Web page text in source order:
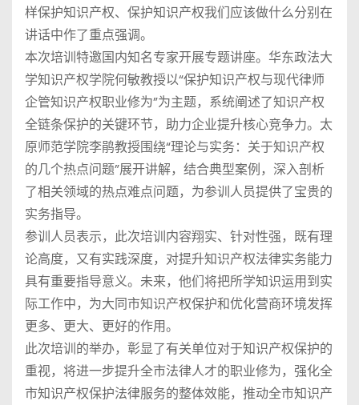
样保护知识产权、保护知识产权我们应该做什么分别在
讲话中作了重点强调。
本次培训特邀国内知名专家开展专题讲座。华东政法大
学知识产权学院何敏教授以“保护知识产权与现代律师
企管知识产权职业修为”为主题，系统阐述了知识产权
全链条保护的关键环节，助力企业提升核心竞争力。太
原师范学院李鹃教授围绕“理论与实务：关于知识产权
的几个热点问题”展开讲解，结合典型案例，深入剖析
了相关领域的热点难点问题，为参训人员提供了宝贵的
实务指导。
参训人员表示，此次培训内容翔实、针对性强，既有理
论高度，又有实践深度，对提升知识产权法律实务能力
具有重要指导意义。未来，他们将把所学知识运用到实
际工作中，为大同市知识产权保护和优化营商环境发挥
更多、更大、更好的作用。
此次培训的举办，彰显了有关单位对于知识产权保护的
重视，将进一步提升全市法律人才的职业修为，强化全
市知识产权保护法律服务的整体效能，推动全市知识产